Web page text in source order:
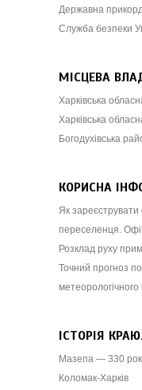
Державна
Служба безпеки
МІСЦЕВА
Харківська
Харківська
Богодухівська
КОРИСНА
Як
переселенця.
Розклад руху
Точний прогноз
метеорологічного
ІСТОРІЯ
Мазепа — 330
Коломак-Харків